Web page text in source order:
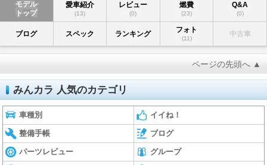
モデル
トップ
愛車紹介
(13)
レビュー
(0)
燃費
(23)
Q&A
(0)
ブログ スペック ランキング フォト
(11)
中古車
ページの先頭へ ▲
みんカラ 人気のカテゴリ
車種別 イイね！
整備手帳 ブログ
パーツレビュー グループ